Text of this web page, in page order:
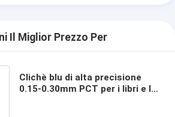
Il Miglior Prezzo Per
Clichè blu di alta precisione
0.15-0.30mm PCT per i libri e le